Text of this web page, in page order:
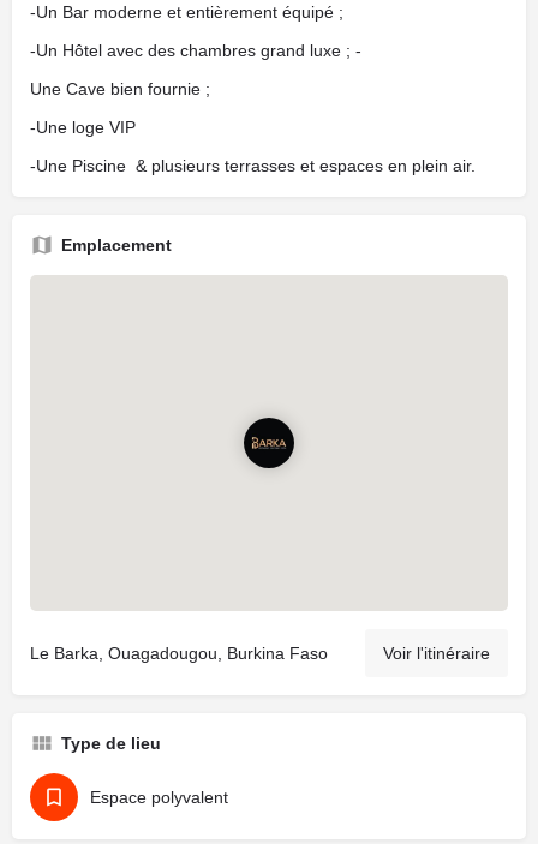
-Un Bar moderne et entièrement équipé ;
-Un Hôtel avec des chambres grand luxe ; -
Une Cave bien fournie ;
-Une loge VIP
-Une Piscine & plusieurs terrasses et espaces en plein air.
Emplacement
Le Barka, Ouagadougou, Burkina Faso Voir l'itinéraire
Type de lieu
Espace polyvalent